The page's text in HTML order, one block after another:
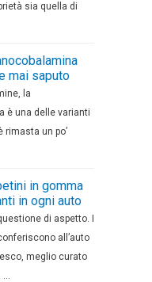
sia quella di
mai saputo
la
è una delle varianti
rimasta un po’
in gomma
in ogni auto
di aspetto. I
all’auto
meglio curato